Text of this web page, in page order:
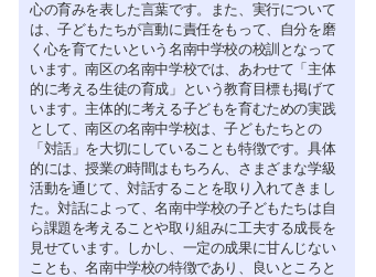
心の育みを表した言葉です。また、実行について
は、子どもたちが言動に責任をもって、自分を磨
く心を育てたいという名南中学校の校訓となって
います。南区の名南中学校では、あわせて「主体
的に考える生徒の育成」という教育目標も掲げて
います。主体的に考える子どもを育むための実践
として、南区の名南中学校は、子どもたちとの
「対話」を大切にしていることも特徴です。具体
的には、授業の時間はもちろん、さまざまな学級
活動を通じて、対話することを取り入れてきまし
た。対話によって、名南中学校の子どもたちは自
ら課題を考えることや取り組みに工夫する成長を
見せています。しかし、一定の成果に甘んじない
ことも、名南中学校の特徴であり、良いところと